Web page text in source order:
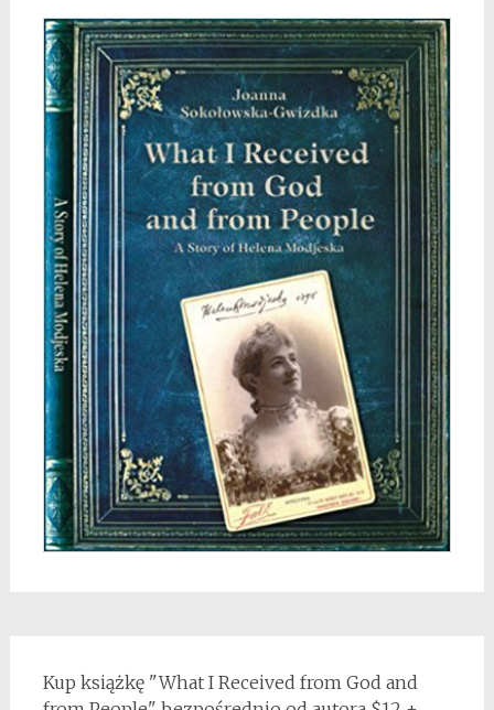
Kup książkę "What I Received from God and